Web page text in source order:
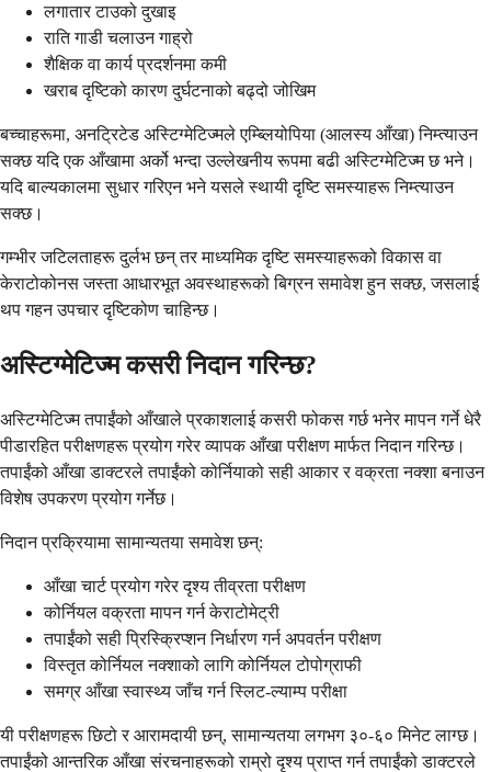
लगातार टाउको दुखाइ
राति गाडी चलाउन गाह्रो
शैक्षिक वा कार्य प्रदर्शनमा कमी
खराब दृष्टिको कारण दुर्घटनाको बढ्दो जोखिम
बच्चाहरूमा, अनट्रिटेड अस्टिग्मेटिज्मले एम्ब्लियोपिया (आलस्य आँखा) निम्त्याउन
सक्छ यदि एक आँखामा अर्को भन्दा उल्लेखनीय रूपमा बढी अस्टिग्मेटिज्म छ भने।
यदि बाल्यकालमा सुधार गरिएन भने यसले स्थायी दृष्टि समस्याहरू निम्त्याउन
सक्छ।
गम्भीर जटिलताहरू दुर्लभ छन् तर माध्यमिक दृष्टि समस्याहरूको विकास वा
केराटोकोनस जस्ता आधारभूत अवस्थाहरूको बिग्रन समावेश हुन सक्छ, जसलाई
थप गहन उपचार दृष्टिकोण चाहिन्छ।
अस्टिग्मेटिज्म कसरी निदान गरिन्छ?
अस्टिग्मेटिज्म तपाईंको आँखाले प्रकाशलाई कसरी फोकस गर्छ भनेर मापन गर्ने धेरै
पीडारहित परीक्षणहरू प्रयोग गरेर व्यापक आँखा परीक्षण मार्फत निदान गरिन्छ।
तपाईंको आँखा डाक्टरले तपाईंको कोर्नियाको सही आकार र वक्रता नक्शा बनाउन
विशेष उपकरण प्रयोग गर्नेछ।
निदान प्रक्रियामा सामान्यतया समावेश छन्:
आँखा चार्ट प्रयोग गरेर दृश्य तीव्रता परीक्षण
कोर्नियल वक्रता मापन गर्न केराटोमेट्री
तपाईंको सही प्रिस्क्रिप्शन निर्धारण गर्न अपवर्तन परीक्षण
विस्तृत कोर्नियल नक्शाको लागि कोर्नियल टोपोग्राफी
समग्र आँखा स्वास्थ्य जाँच गर्न स्लिट-ल्याम्प परीक्षा
यी परीक्षणहरू छिटो र आरामदायी छन्, सामान्यतया लगभग ३०-६० मिनेट लाग्छ।
तपाईंको आन्तरिक आँखा संरचनाहरूको राम्रो दृश्य प्राप्त गर्न तपाईंको डाक्टरले